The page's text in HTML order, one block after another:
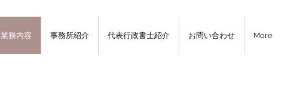
業務内容 事務所紹介 代表行政書士紹介 お問い合わせ More